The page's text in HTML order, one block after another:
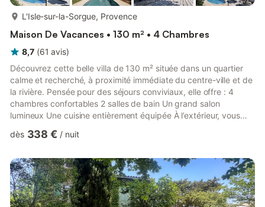
L'Isle-sur-la-Sorgue, Provence
Maison De Vacances • 130 m² • 4 Chambres
8,7 (61 avis)
Découvrez cette belle villa de 130 m² située dans un quartier
calme et recherché, à proximité immédiate du centre-ville et de
la rivière. Pensée pour des séjours conviviaux, elle offre : 4
chambres confortables 2 salles de bain Un grand salon
lumineux Une cuisine entièrement équipée À l’extérieur, vous
à septembre) Terrasse avec coin repas Barbecue Boulodrome
enfants Groupes d’amis Séjours détente en Provence Les
animaux sont les bienvenus 🐶 (supplément) 📍 Local...
dès 338 € / nuit